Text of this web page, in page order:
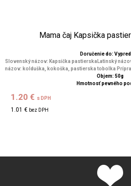
Mama čaj Kapsička
Doručenie do:
Slovenský názov: Kapsička pastierskaLatinský
názov: kolduška, kokoška, pastierska tobolka
Objem: 50g
Hmotnosť pevného
1.20 € s DPH
1.01 € bez DPH